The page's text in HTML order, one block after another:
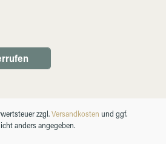
zzgl.Versandkosten und ggf.
anders angegeben.